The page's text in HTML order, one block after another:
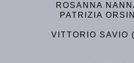
ROSANNA
PATRIZIA
VITTORIO SAVIO